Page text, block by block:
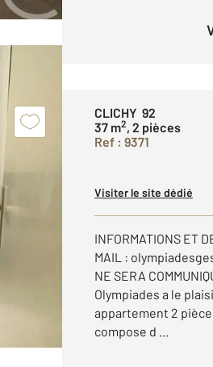
CLICHY 92
37 m2, 2 pièces
Ref : 9371
Visiter le site dédié
INFORMATIONS ET
MAIL :
NE SERA
Olympiades a le
appartement 2
compose d ...